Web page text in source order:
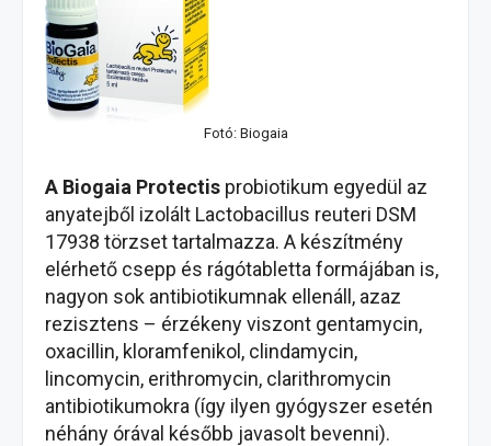
Fotó: Biogaia
A Biogaia Protectis probiotikum egyedül az
anyatejből izolált Lactobacillus reuteri DSM
17938 törzset tartalmazza. A készítmény
elérhető csepp és rágótabletta formájában is,
nagyon sok antibiotikumnak ellenáll, azaz
rezisztens – érzékeny viszont gentamycin,
oxacillin, kloramfenikol, clindamycin,
lincomycin, erithromycin, clarithromycin
antibiotikumokra (így ilyen gyógyszer esetén
néhány órával később javasolt bevenni).